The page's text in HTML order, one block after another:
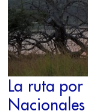
La ruta por
CHOBE
Y